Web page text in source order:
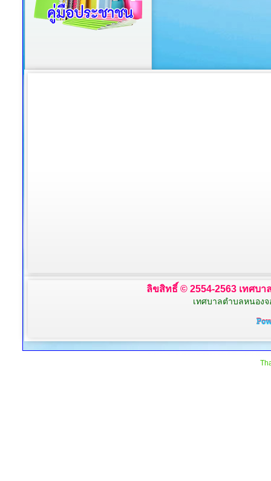
ลิขสิทธิ์ © 2554-2563 เทศบ
เทศบาลตำบลหนองจ